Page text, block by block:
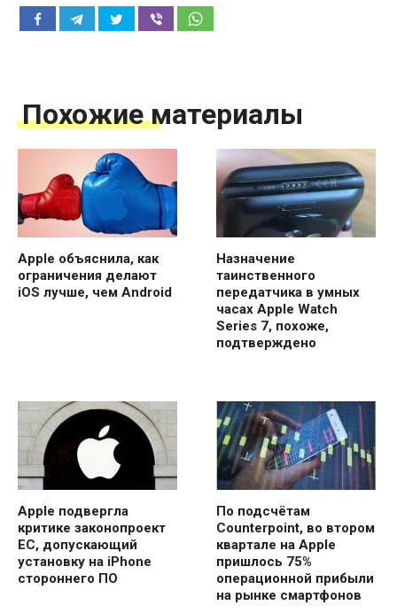
Похожие материалы
Apple объяснила, как
ограничения делают
iOS лучше, чем Android
Назначение
таинственного
передатчика в умных
часах Apple Watch
Series 7, похоже,
подтверждено
Apple подвергла
критике законопроект
ЕС, допускающий
установку на iPhone
стороннего ПО
По подсчётам
Counterpoint, во втором
квартале на Apple
пришлось 75%
операционной прибыли
на рынке смартфонов